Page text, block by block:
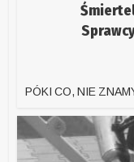
PÓKI CO, NIE